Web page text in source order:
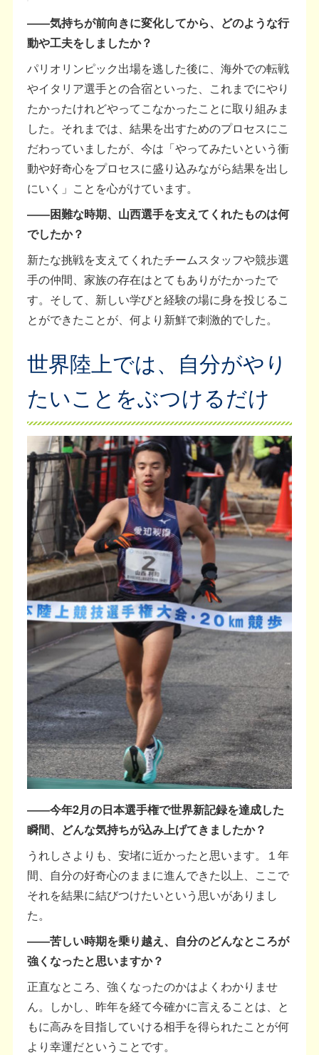
――気持ちが前向きに変化してから、どのような行
動や工夫をしましたか？
パリオリンピック出場を逃した後に、海外での転戦
やイタリア選手との合宿といった、これまでにやり
たかったけれどやってこなかったことに取り組みま
した。それまでは、結果を出すためのプロセスにこ
だわっていましたが、今は「やってみたいという衝
動や好奇心をプロセスに盛り込みながら結果を出し
にいく」ことを心がけています。
――困難な時期、山西選手を支えてくれたものは何
でしたか？
新たな挑戦を支えてくれたチームスタッフや競歩選
手の仲間、家族の存在はとてもありがたかったで
す。そして、新しい学びと経験の場に身を投じるこ
とができたことが、何より新鮮で刺激的でした。
世界陸上では、自分がやり
たいことをぶつけるだけ
――今年2月の日本選手権で世界新記録を達成した
瞬間、どんな気持ちが込み上げてきましたか？
うれしさよりも、安堵に近かったと思います。１年
間、自分の好奇心のままに進んできた以上、ここで
それを結果に結びつけたいという思いがありまし
た。
――苦しい時期を乗り越え、自分のどんなところが
強くなったと思いますか？
正直なところ、強くなったのかはよくわかりませ
ん。しかし、昨年を経て今確かに言えることは、と
もに高みを目指していける相手を得られたことが何
より幸運だということです。